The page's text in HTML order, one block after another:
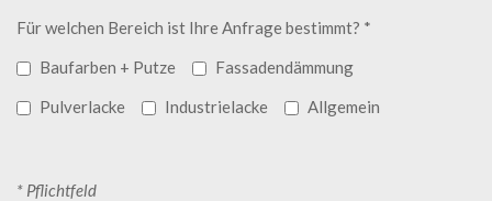
Für welchen Bereich ist Ihre Anfrage bestimmt? *
Baufarben + Putze
Fassadendämmung
Pulverlacke
Industrielacke Allgemein
* Pflichtfeld